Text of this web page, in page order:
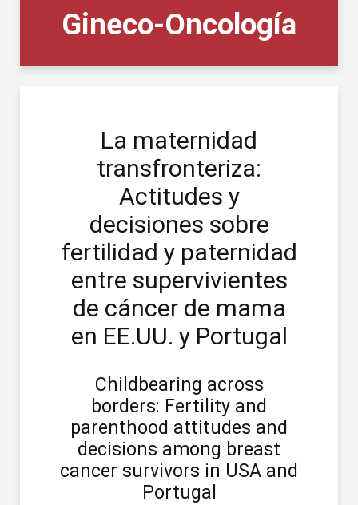
Gineco-Oncología
La maternidad
transfronteriza:
Actitudes y
decisiones sobre
fertilidad y paternidad
entre supervivientes
de cáncer de mama
en EE.UU. y Portugal
Childbearing across
borders: Fertility and
parenthood attitudes and
decisions among breast
cancer survivors in USA and
Portugal